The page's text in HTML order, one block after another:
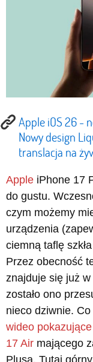
Apple iOS 26 -
Nowy design
translacja na
Apple iPhone 17
do gustu.
czym możemy
urządzenia
ciemną taflę
Przez obecność
znajduje się już
zostało ono
nieco dziwnie.
wideo
17 Air mającego